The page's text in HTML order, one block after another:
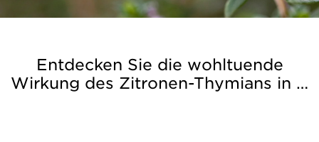
Entdecken Sie die wohltuende
Wirkung des Zitronen-Thymians in …